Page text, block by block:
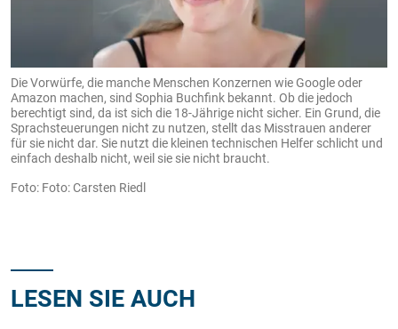
Die Vorwürfe, die manche Menschen Konzernen wie Google oder
Amazon machen, sind Sophia Buchfink bekannt. Ob die jedoch
berechtigt sind, da ist sich die 18-Jährige nicht sicher. Ein Grund, die
Sprachsteuerungen nicht zu nutzen, stellt das Misstrauen anderer
für sie nicht dar. Sie nutzt die kleinen technischen Helfer schlicht und
einfach deshalb nicht, weil sie sie nicht braucht.
Foto: Carsten Riedl
LESEN SIE AUCH